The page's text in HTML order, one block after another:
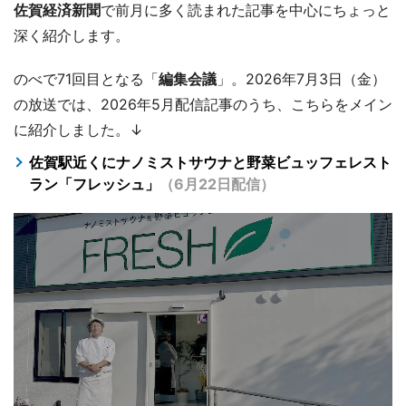
佐賀経済新聞で前月に多く読まれた記事を中心にちょっと
深く紹介します。
のべで71回目となる「編集会議 」。2026年7月3日（金）
の放送では、2026年5月配信記事のうち、こちらをメイン
に紹介しました。↓
佐賀駅近くにナノミストサウナと野菜ビュッフェレスト
ラン「フレッシュ」
（6月22日配信）